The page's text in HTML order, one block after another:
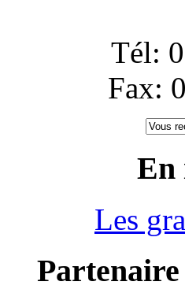
Tél:
Fax:
En
Les